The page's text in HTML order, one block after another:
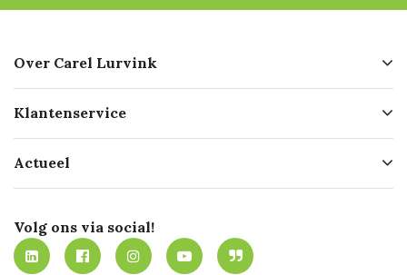
Over Carel Lurvink
Geschiedenis
Missie
Werken bij Carel Lurvink
MVO
Klantenservice
Bezorgen
Mijn Carel Lurvink
Mijn Carel Lurvink instructievideo's
Carel Lurvink App
Actueel
Innovation LAB
Tevreden klanten
Carel Lurvink Blog
Volg ons via social!